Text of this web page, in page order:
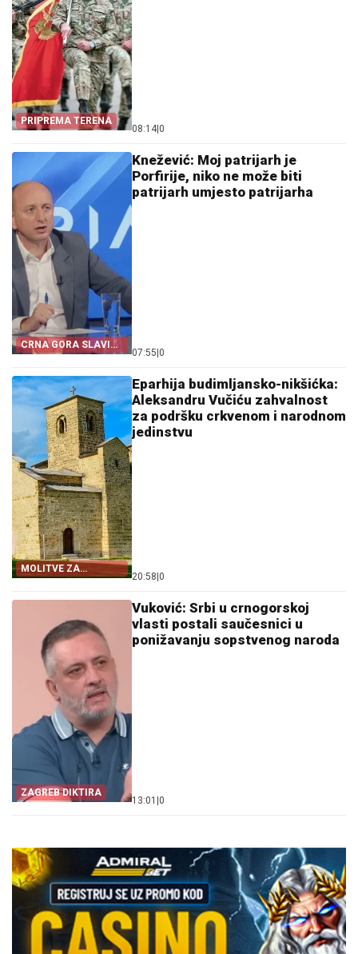
PRIPREMA TERENA
08:14 0
CRNA GORA SLAVI
„OLUJU“
Knežević: Moj patrijarh je
Porfirije, niko ne može biti
patrijarh umjesto patrijarha
07:55 0
MOLITVE ZA
ZDRAVLJE I USPJEH
Eparhija budimljansko-nikšićka:
Aleksandru Vučiću zahvalnost
za podršku crkvenom i narodnom
jedinstvu
20:58 0
ZAGREB DIKTIRA
Vuković: Srbi u crnogorskoj
vlasti postali saučesnici u
ponižavanju sopstvenog naroda
13:01 0